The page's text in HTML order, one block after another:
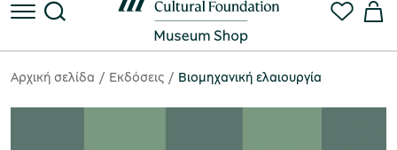
Αρχική σελίδα Eκδόσεις Βιομηχανική ελαιουργία